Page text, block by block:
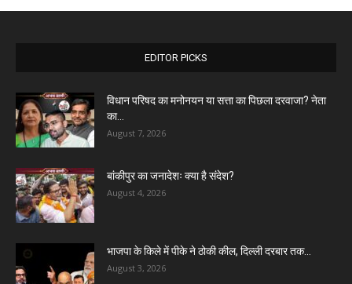
EDITOR PICKS
विधान परिषद का मनोनयन या सत्ता का पिछला दरवाजा? नेता
का...
August 7, 2026
बांकीपुर का जनादेशः क्या है संदेश?
August 4, 2026
भाजपा के किले में पीके ने ठोकी कील, दिल्ली दरबार तक...
August 3, 2026